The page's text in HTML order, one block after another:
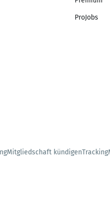
ProJobs
Mitgliedschaft kündigenTracking